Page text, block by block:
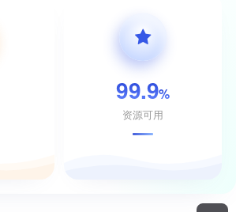
99.9%
资源可用